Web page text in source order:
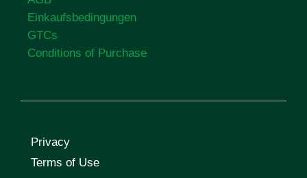
Einkaufsbedingungen
GTCs
Conditions of Purchase
Privacy
Terms of Use